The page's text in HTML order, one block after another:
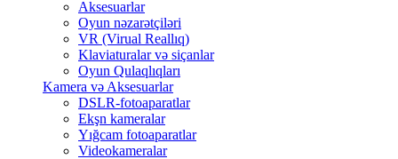
Aksesuarlar
Oyun nəzarətçiləri
VR (Virual Reallıq)
Klaviaturalar və siçanlar
Oyun Qulaqlıqları
Kamera və Aksesuarlar
DSLR-fotoaparatlar
Ekşn kameralar
Yığcam fotoaparatlar
Videokameralar